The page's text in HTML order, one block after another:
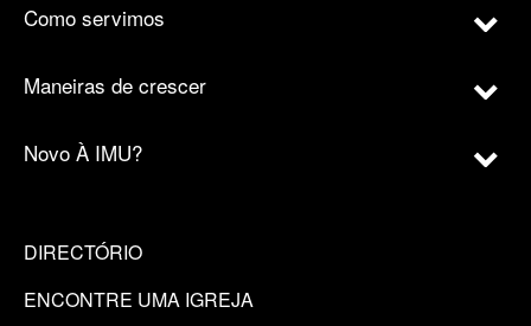
Como servimos
Maneiras de crescer
Novo À IMU?
DIRECTÓRIO
ENCONTRE UMA IGREJA